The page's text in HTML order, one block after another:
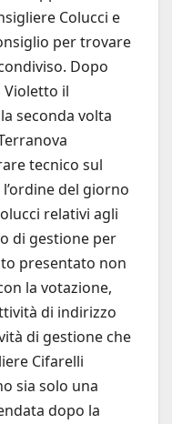
Colucci e
per trovare
Dopo
Violetto il
seconda volta
tecnico sul
del giorno
relativi agli
di gestione per
presentato non
la votazione,
di indirizzo
di gestione che
Cifarelli
sia solo una
dopo la